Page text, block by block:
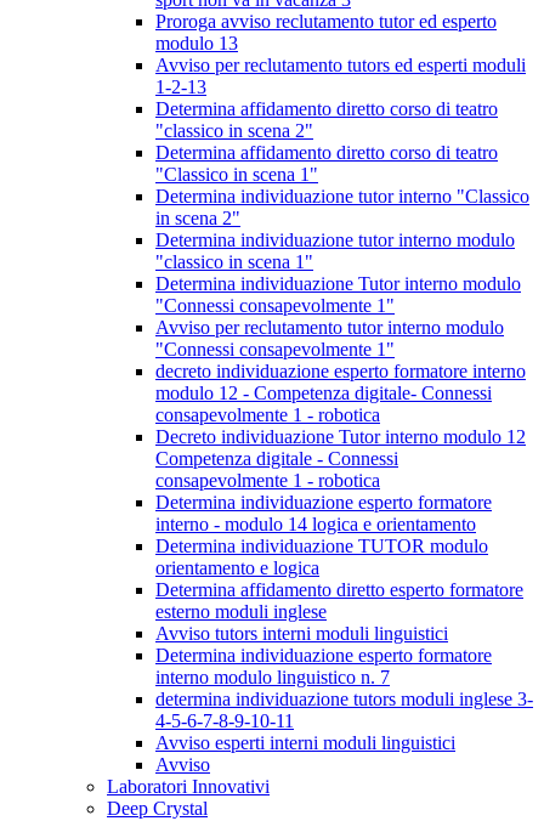
Proroga avviso reclutamento tutor ed esperto
modulo 13
Avviso per reclutamento tutors ed esperti moduli
1-2-13
Determina affidamento diretto corso di teatro
"classico in scena 2"
Determina affidamento diretto corso di teatro
"Classico in scena 1"
Determina individuazione tutor interno "Classico
in scena 2"
Determina individuazione tutor interno modulo
"classico in scena 1"
Determina individuazione Tutor interno modulo
"Connessi consapevolmente 1"
Avviso per reclutamento tutor interno modulo
"Connessi consapevolmente 1"
decreto individuazione esperto formatore interno
modulo 12 - Competenza digitale- Connessi
consapevolmente 1 - robotica
Decreto individuazione Tutor interno modulo 12
Competenza digitale - Connessi
consapevolmente 1 - robotica
Determina individuazione esperto formatore
interno - modulo 14 logica e orientamento
Determina individuazione TUTOR modulo
orientamento e logica
Determina affidamento diretto esperto formatore
esterno moduli inglese
Avviso tutors interni moduli linguistici
Determina individuazione esperto formatore
interno modulo linguistico n. 7
determina individuazione tutors moduli inglese 3-
4-5-6-7-8-9-10-11
Avviso esperti interni moduli linguistici
Avviso
Laboratori Innovativi
Deep Crystal